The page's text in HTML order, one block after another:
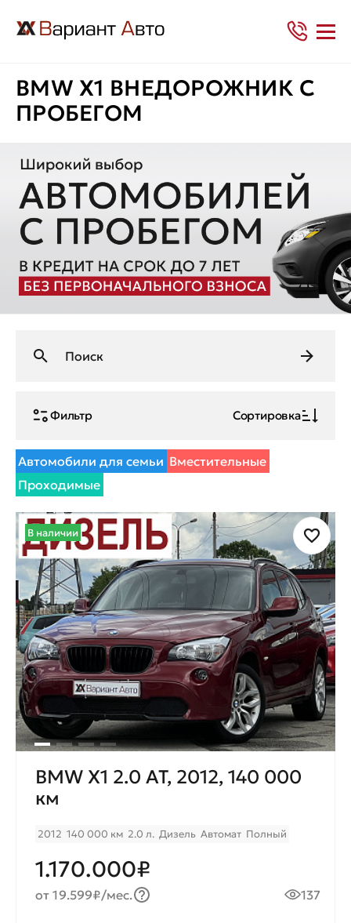
BMW Х1 ВНЕДОРОЖНИК С
ПРОБЕГОМ
Фильтр Сортировка
Автомобили для семьи Вместительные
Проходимые
В наличии
BMW X1 2.0 AT, 2012, 140 000
км
2012 140 000 км 2.0 л. Дизель Автомат Полный
1.170.000₽
от 19.599₽/мес. 137